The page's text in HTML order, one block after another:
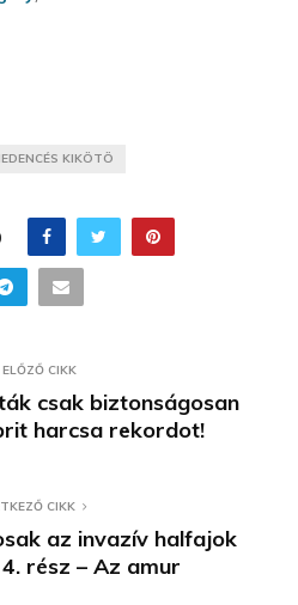
KIKÖTÖ
ELŐZŐ CIKK
csak biztonságosan
harcsa rekordot!
CIKK
az invazív halfajok
rész – Az amur